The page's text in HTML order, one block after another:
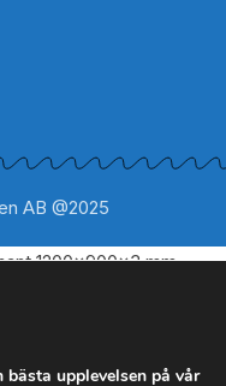
AB @2025
upplevelsen på vår